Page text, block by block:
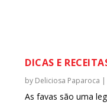
DICAS E
by Deliciosa Paparoca |
As favas são uma